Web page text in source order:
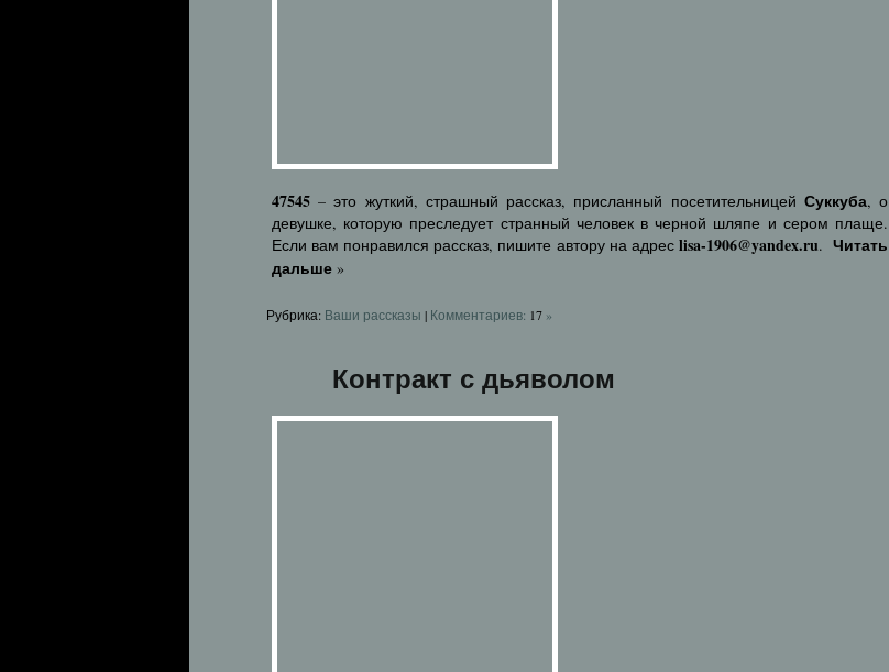
47545 – это жуткий, страшный рассказ, присланный посетительницей Суккуба, о
девушке, которую преследует странный человек в черной шляпе и сером плаще.
Если вам понравился рассказ, пишите автору на адрес lisa-1906@yandex.ru. Читать
дальше »
Рубрика: Ваши рассказы | Комментариев: 17 »
Контракт с дьяволом